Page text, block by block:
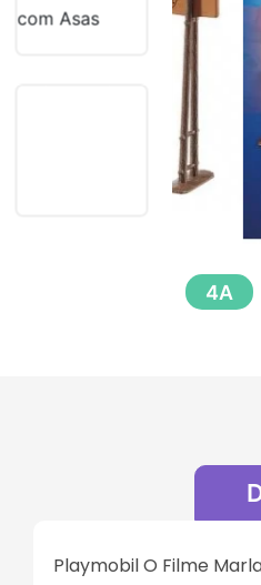
4A
Playmobil O Filme